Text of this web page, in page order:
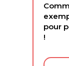
pour
!